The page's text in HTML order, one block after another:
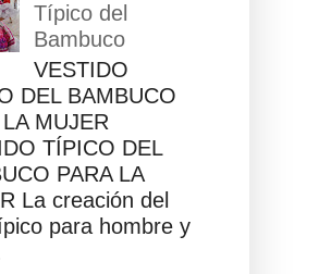
Típico del
Bambuco
VESTIDO
DEL BAMBUCO
MUJER
TÍPICO DEL
PARA LA
La creación del
para hombre y